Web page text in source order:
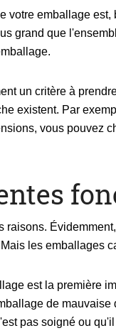
votre emballage
grand que
un critère à
existent. Par
vous pouvez
les emballages
est la première
de
pas soigné ou